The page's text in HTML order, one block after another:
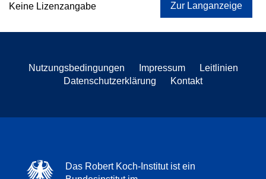
Keine Lizenzangabe Zur Langanzeige
Nutzungsbedingungen Impressum
Leitlinien
Datenschutzerklärung
Kontakt
Das Robert Koch-Institut ist ein